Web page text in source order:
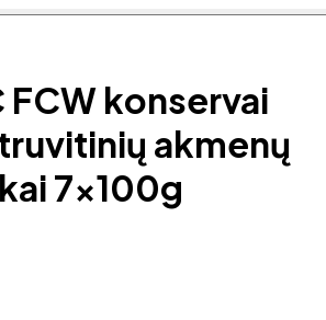
FCW konservai
akmenų
7x100g